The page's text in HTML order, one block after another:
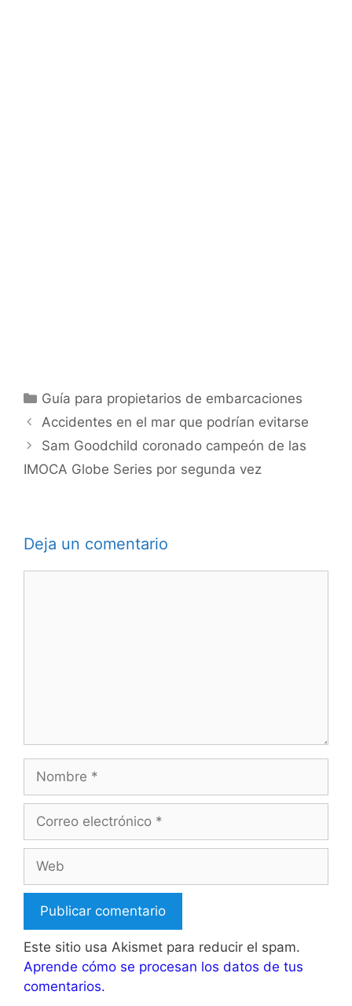
Categorías
Guía para propietarios de embarcaciones
Accidentes en el mar que podrían evitarse
Sam Goodchild coronado campeón de las
IMOCA Globe Series por segunda vez
Deja un comentario
electrónico
Este sitio usa Akismet para reducir el spam.
Aprende cómo se procesan los datos de tus
comentarios.